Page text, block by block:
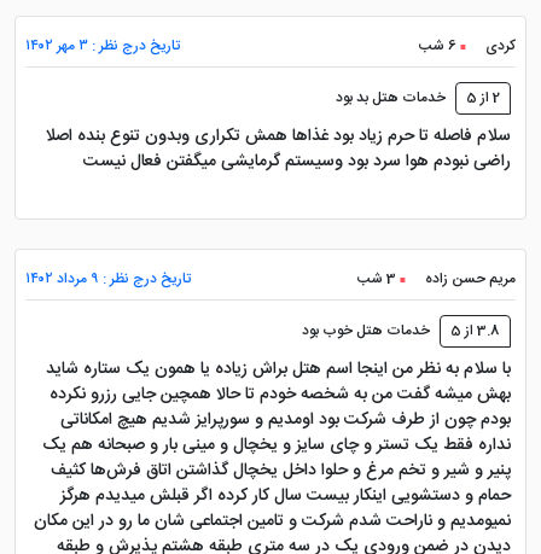
رستوران هتل نگین مشهد
رستوران هتل نگین مشهد دارای منوی متناسب با
سلیقه‌های گوناگون است. در آنجا صبح خود را با یک
صبحانه سلف‌سرویس آغاز می‌کنید. سپس ناهار و شام را از
بین غذاهای اصیل ایرانی با مواد اولیه درجه یک و با
دستپخت سرآشپزهای ماهر انتخاب خواهید کرد.
کردی 6 شب تاریخ درج نظر : ۳ مهر ۱۴۰۲
2 از 5 خدمات هتل بد بود
سلام فاصله تا حرم زیاد بود غذاها همش تکراری وبدون تنوع بنده اصلا
راضی نبودم هوا سرد بود وسیستم گرمایشی میگفتن فعال نیست
مریم حسن زاده 3 شب تاریخ درج نظر : ۹ مرداد ۱۴۰۲
3.8 از 5 خدمات هتل خوب بود
با سلام به نظر من اینجا اسم هتل براش زیاده یا همون یک ستاره شاید
بهش میشه گفت من به شخصه خودم تا حالا همچین جایی رزرو نکرده
بودم چون از طرف شرکت بود اومدیم و سورپرایز شدیم هیچ امکاناتی
نداره فقط یک تستر و چای سایز و یخچال و مینی بار و صبحانه هم یک
پنیر و شیر و تخم مرغ و حلوا داخل یخچال گذاشتن اتاق فرش‌ها کثیف
حمام و دستشویی اینکار بیست سال کار کرده اگر قبلش میدیدم هرگز
نمیومدیم و ناراحت شدم شرکت و تامین اجتماعی شان ما رو در این مکان
دیدن در ضمن ورودی یک در سه متری طبقه هشتم پذیرش و طبقه